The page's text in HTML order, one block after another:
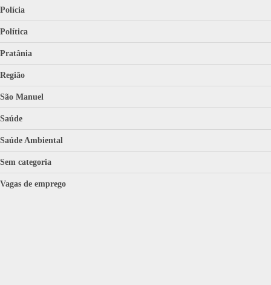
Polícia
Política
Pratânia
Região
São Manuel
Saúde
Saúde Ambiental
Sem categoria
Vagas de emprego